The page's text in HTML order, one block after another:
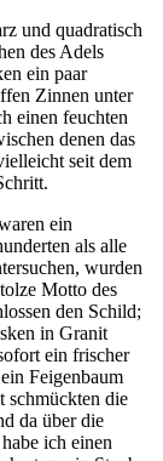
und quadratisch
des Adels
ein paar
Zinnen unter
einen feuchten
denen das
seit dem
ein
als alle
wurden
Motto des
den Schild;
in Granit
ein frischer
Feigenbaum
schmückten die
da über die
ich einen